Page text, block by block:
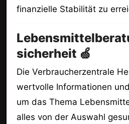
finanzielle Stabilität zu
sicherheit 🍏
Die Verbraucherzentrale
wertvolle Informationen
um das Thema
alles von der Auswahl